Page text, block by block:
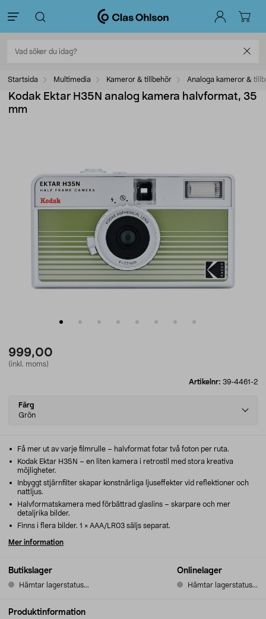
Startsida Multimedia Kameror & tillbehör Analoga kameror &
Kodak Ektar H35N analog kamera halvformat, 35
mm
999,00
(inkl. moms)
Artikelnr: 39-4461-2
Select
variant
Färg
Grön
Butikslager
Hämtar lagerstatus...
Onlinelager
Hämtar lagerstatus...
Få mer ut av varje filmrulle – halvformat fotar två foton per ruta.
Kodak Ektar H35N – en liten kamera i retrostil med stora kreativa
möjligheter.
Inbyggt stjärnfilter skapar konstnärliga ljuseffekter vid reflektioner och
nattljus.
Halvformatskamera med förbättrad glaslins – skarpare och mer
detaljrika bilder.
Finns i flera bilder. 1 × AAA/LR03 säljs separat.
Mer information
Produktinformation